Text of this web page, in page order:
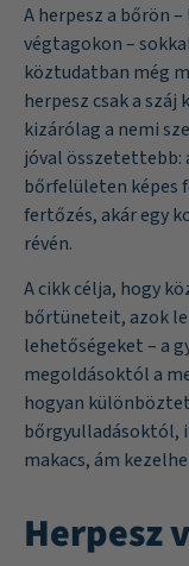
A herpesz a bőrön
végtagokon –
köztudatban még
herpesz csak a
kizárólag a nemi
jóval összetettebb:
bőrfelületen képes
fertőzés, akár egy
révén.
A cikk célja, hogy
bőrtüneteit, azok
lehetőségeket – a
megoldásoktól a
hogyan
bőrgyulladásoktól,
makacs, ám
Herpesz